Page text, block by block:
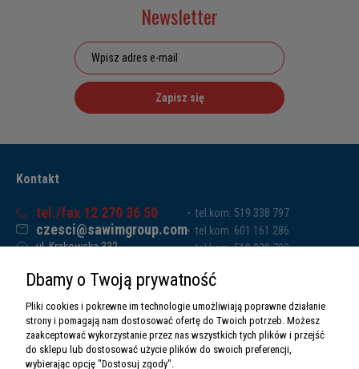
Newsletter
Zapisz się
Kontakt
tel./fax 12 270 36 50
czesci@sawimgroup.com
ul. Krakowska 332,
Sawim Group Mariusz Zdyb sp. k.
NIP: 5130284470
REGON: 5246591010
tel.kom. 519 338 797
tel.kom. 601 161 286
tel.kom. 519 338 793
Dbamy o Twoją prywatność
Pliki cookies i pokrewne im technologie umożliwiają poprawne działanie
strony i pomagają nam dostosować ofertę do Twoich potrzeb. Możesz
zaakceptować wykorzystanie przez nas wszystkich tych plików i przejść
do sklepu lub dostosować użycie plików do swoich preferencji,
wybierając opcję "Dostosuj zgody".